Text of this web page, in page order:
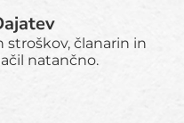
stroškov, članarin in
natančno.